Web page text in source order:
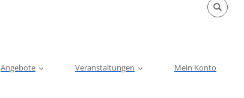
Angebote Veranstaltungen Mein Konto